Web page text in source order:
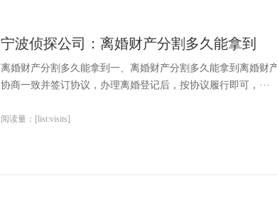
宁波侦探公司：离婚财产分割多久能拿到
离婚财产分割多久能拿到一、离婚财产分割多久能拿到离婚财
协商一致并签订协议，办理离婚登记后，按协议履行即可，···
阅读量：[list:visits]